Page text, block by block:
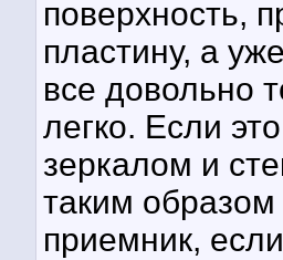
поверхность,
пластину, а
все довольно
легко. Если
зеркалом и
таким
приемник,